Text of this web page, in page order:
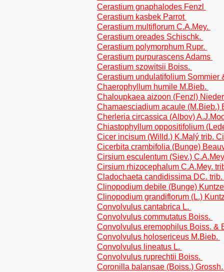
Cerastium gnaphalodes Fenzl
Cerastium kasbek Parrot
Cerastium multiflorum C.A.Mey.
Cerastium oreades Schischk.
Cerastium polymorphum Rupr.
Cerastium purpurascens Adams
Cerastium szowitsii Boiss.
Cerastium undulatifolium Sommier
Chaerophyllum humile M.Bieb.
Chaloupkaea aizoon (Fenzl)
Chamaesciadium acaule (M.Bieb.)
Cherleria circassica (Albov)
Chiastophyllum oppositifolium
Cicer incisum (Willd.) K.Malý trib.
Cicerbita crambifolia (Bunge)
Cirsium esculentum (Siev.)
Cirsium rhizocephalum C.A.Mey.
Cladochaeta candidissima DC.
Clinopodium debile (Bunge)
Clinopodium grandiflorum (L.)
Convolvulus cantabrica L.
Convolvulus commutatus Boiss.
Convolvulus eremophilus Boiss. &
Convolvulus holosericeus M.Bieb.
Convolvulus lineatus L.
Convolvulus ruprechtii Boiss.
Coronilla balansae (Boiss.)